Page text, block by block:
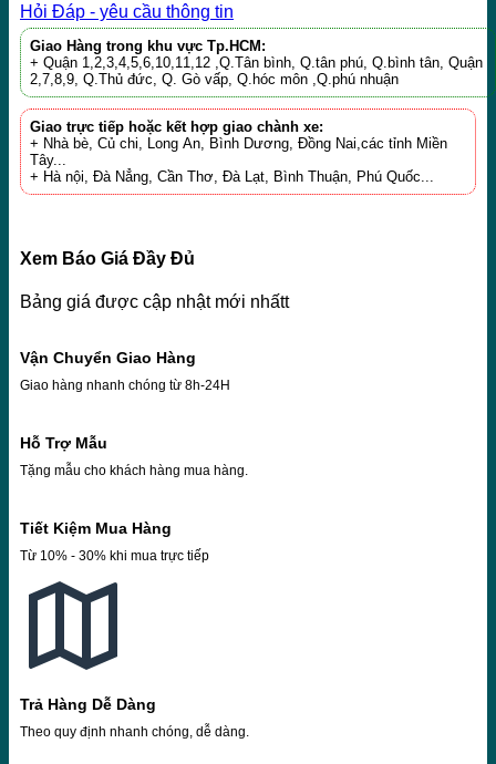
Hỏi Đáp - yêu cầu thông tin
Giao Hàng trong khu vực Tp.HCM:
+ Quận 1,2,3,4,5,6,10,11,12 ,Q.Tân bình, Q.tân phú, Q.bình tân, Quận
2,7,8,9, Q.Thủ đức, Q. Gò vấp, Q.hóc môn ,Q.phú nhuận
Giao trực tiếp hoặc kết hợp giao chành xe:
+ Nhà bè, Củ chi, Long An, Bình Dương, Đồng Nai,các tỉnh Miền
Tây...
+ Hà nội, Đà Nẳng, Cần Thơ, Đà Lạt, Bình Thuận, Phú Quốc...
Xem Báo Giá Đầy Đủ
Bảng giá được cập nhật mới nhấtt
Vận Chuyển Giao Hàng
Giao hàng nhanh chóng từ 8h-24H
Hỗ Trợ Mẫu
Tặng mẫu cho khách hàng mua hàng.
Tiết Kiệm Mua Hàng
Từ 10% - 30% khi mua trực tiếp
Trả Hàng Dễ Dàng
Theo quy định nhanh chóng, dễ dàng.